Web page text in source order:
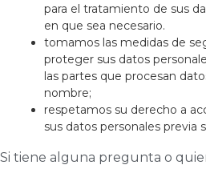
para el tratamiento de sus
en que sea necesario.
tomamos las medidas de
proteger sus datos
las partes que procesan
nombre;
respetamos su derecho a
sus datos personales previa
Si tiene alguna pregunta o